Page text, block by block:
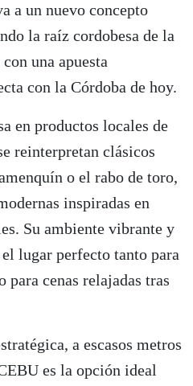
a un nuevo concepto
la raíz cordobesa de la
una apuesta
con la Córdoba de hoy.
en productos locales de
reinterpretan clásicos
o el rabo de toro,
inspiradas en
Su ambiente vibrante y
lugar perfecto tanto para
para cenas relajadas tras
a escasos metros
es la opción ideal